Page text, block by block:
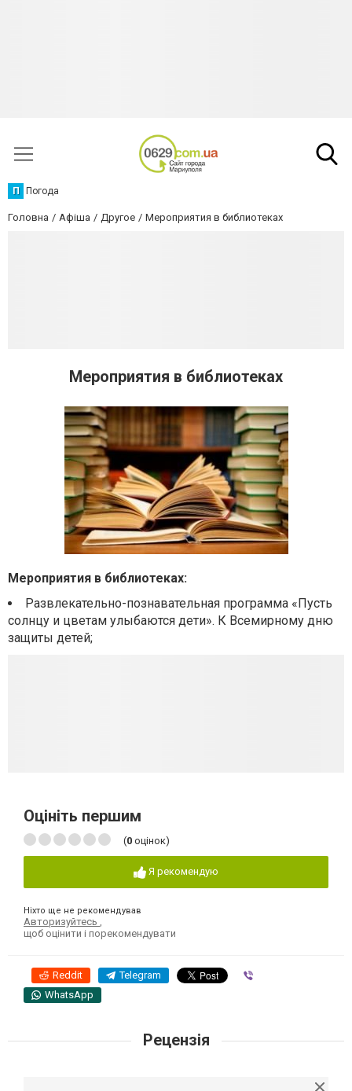
П Погода
Головна Афіша Другое Мероприятия в библиотеках
Мероприятия в библиотеках
Мероприятия в библиотеках:
Развлекательно-познавательная программа «Пусть
солнцу и цветам улыбаются дети». К Всемирному дню
защиты детей;
Оцініть першим
(0 оцінок)
Я рекомендую
Ніхто ще не рекомендував
Авторизуйтесь
щоб оцінити і порекомендувати
Reddit Telegram
WhatsApp
Рецензія